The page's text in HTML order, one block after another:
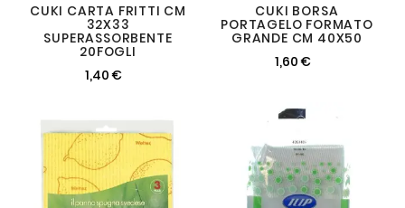
CUKI CARTA FRITTI CM
32X33
SUPERASSORBENTE
20FOGLI
1,40 €
CUKI BORSA
PORTAGELO FORMATO
GRANDE CM 40X50
1,60 €